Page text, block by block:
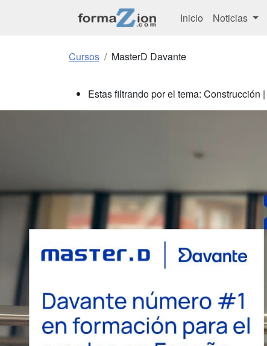
Inicio Noticias
Cursos MasterD Davante
Estas filtrando por el tema: Construcción |